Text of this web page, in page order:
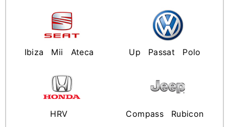
Ibiza Mii Ateca Up Passat Polo
HRV Compass Rubicon